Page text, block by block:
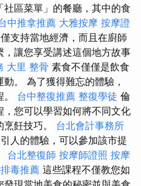
區菜單」的餐廳，其中的食
中推拿推薦 大雅按摩 按摩證
支持當地經濟，而且在廚師
讓您享受講述這個地方故事
大里 整骨 素食不僅僅是飲食
。 為了獲得難忘的體驗，
台中整復推薦 整復學徒 倫
您可以學習如何將不同文化
飪技巧。 台北會計事務所
人的體驗，可以參加該市提
台北整復師 按摩師證照 按摩
毒推薦 這些課程不僅教您如